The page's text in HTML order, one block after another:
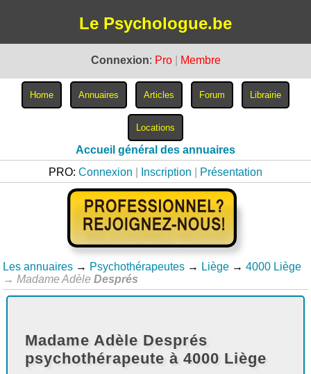
Le Psychologue.be
Connexion: Pro Membre
Accueil général des annuaires
PRO: Connexion Inscription Présentation
Les annuaires → Psychothérapeutes → Liège → 4000 Liège
→ Madame AdèleDesprés
Madame Adèle Després
psychothérapeute à 4000 Liège